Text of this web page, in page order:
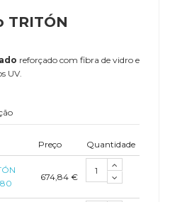
reforçado com fibra de vidro e
UV.
Preço Quantidade
674,84 €